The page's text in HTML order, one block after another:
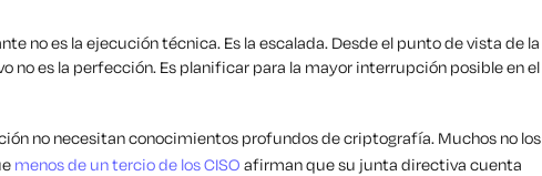
no es la ejecución técnica. Es la escalada. Desde el punto de vista de la
no es la perfección. Es planificar para la mayor interrupción posible en el
no necesitan conocimientos profundos de criptografía. Muchos no los
menos de un tercio de los CISO afirman que su junta directiva cuenta